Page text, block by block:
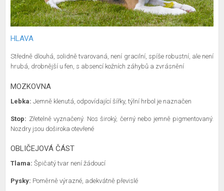
HLAVA
Středně dlouhá, solidně tvarovaná, není gracilní, spíše robustní, ale není
hrubá, drobnější u fen, s absencí kožních záhybů a zvrásnění
MOZKOVNA
Lebka: Jemně klenutá, odpovídající šířky, týlní hrbol je naznačen
Stop: Zřetelně vyznačený. Nos široký, černý nebo jemně pigmentovaný.
Nozdry jsou doširoka otevřené
OBLIČEJOVÁ ČÁST
Tlama: Špičatý tvar není žádoucí
Pysky: Poměrně výrazné, adekvátně převislé